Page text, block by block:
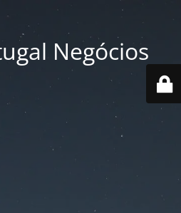
Negócios